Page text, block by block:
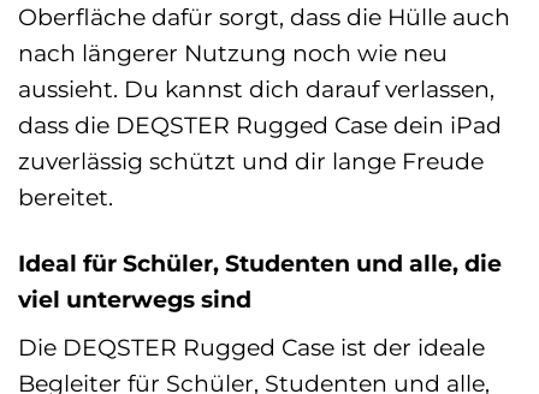
Oberfläche dafür sorgt, dass die Hülle auch
nach längerer Nutzung noch wie neu
aussieht. Du kannst dich darauf verlassen,
dass die DEQSTER Rugged Case dein iPad
zuverlässig schützt und dir lange Freude
bereitet.
Ideal für Schüler, Studenten und alle, die
viel unterwegs sind
Die DEQSTER Rugged Case ist der ideale
Begleiter für Schüler, Studenten und alle,